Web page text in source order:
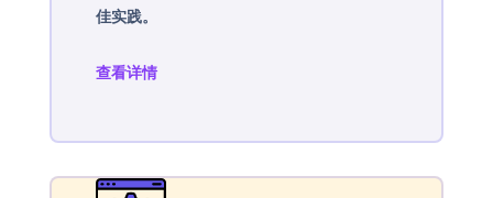
佳实践。
查看详情